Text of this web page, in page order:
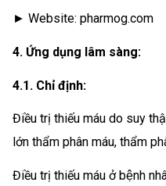
► Website: pharmog.com
4. Ứng dụng lâm sàng:
4.1. Chỉ định:
Điều trị thiếu máu do suy
lớn thẩm phân máu, thẩm
Điều trị thiếu máu ở bệnh